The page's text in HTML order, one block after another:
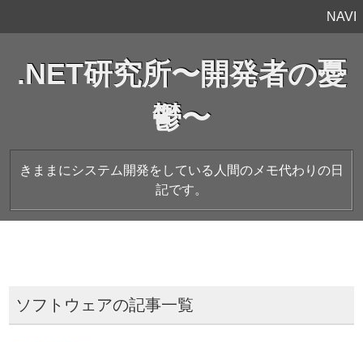
NAVI
.NET研究所〜開発者の憂
鬱〜
きままにシステム開発をしている人間のメモ代わりの日
記です。
ソフトウェアの記事一覧